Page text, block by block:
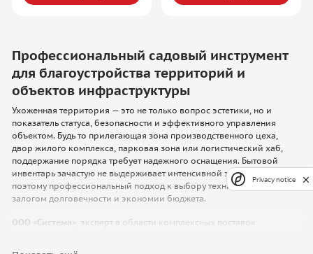
Профессиональный садовый инструмент
для благоустройства территорий и
объектов инфраструктуры
Ухоженная территория — это не только вопрос эстетики, но и
показатель статуса, безопасности и эффективного управления
объектом. Будь то прилегающая зона производственного цеха,
двор жилого комплекса, парковая зона или логистический хаб,
поддержание порядка требует надежного оснащения. Бытовой
инвентарь зачастую не выдерживает интенсивной эксплуатации,
поэтому профессиональный подход к выбору техники становится
залогом долговечности и экономии бюджета.
ООО «Система» , эксперт в области комплексных поставок
Privacy notice